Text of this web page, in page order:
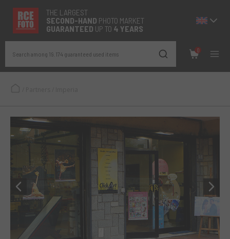
THE LARGEST
SECOND-HAND PHOTO MARKET
GUARANTEED UP TO 4 YEARS
Search among 19.174 guaranteed used items
0